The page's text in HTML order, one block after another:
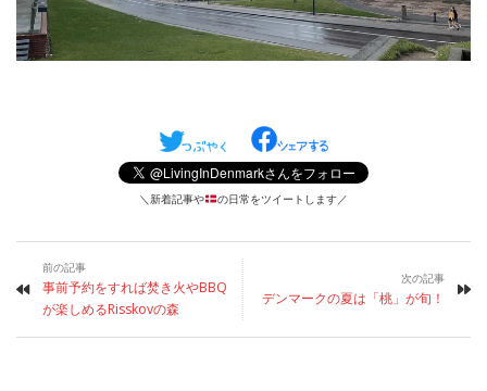
＼新着記事や の日常をツイートします／
前の記事
事前予約をすれば焚き火やBBQ
が楽しめるRisskovの森
次の記事
デンマークの夏は「桃」が旬！